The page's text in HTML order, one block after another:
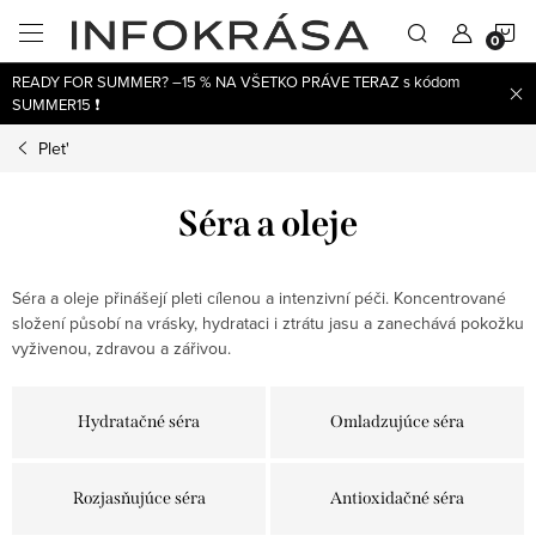
obsah
READY FOR SUMMER? –15 % NA VŠETKO PRÁVE TERAZ s kódom
SUMMER15 ❗
Plet'
Séra a oleje
Séra a oleje přinášejí pleti cílenou a intenzivní péči. Koncentrované
složení působí na vrásky, hydrataci i ztrátu jasu a zanechává pokožku
vyživenou, zdravou a zářivou.
Hydratačné séra Omladzujúce séra
Rozjasňujúce séra Antioxidačné séra